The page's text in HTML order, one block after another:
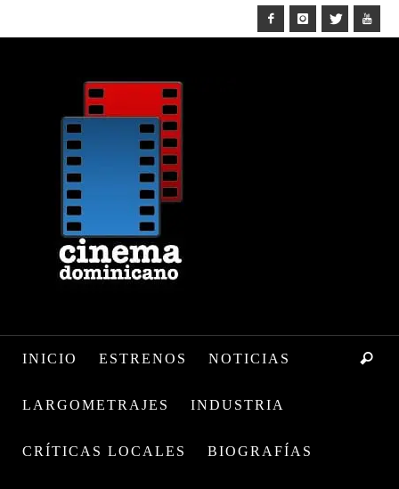
INICIO ESTRENOS NOTICIAS
LARGOMETRAJES INDUSTRIA
CRÍTICAS LOCALES BIOGRAFÍAS